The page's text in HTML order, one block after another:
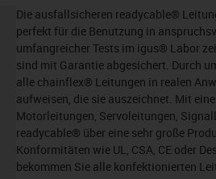
Die ausfallsicheren readycable®
perfekt für die Benutzung in
umfangreicher Tests im igus® Labor
sind mit Garantie abgesichert. Durch
alle chainflex® Leitungen in realen
aufweisen, die sie auszeichnet. Mit
Motorleitungen, Servoleitungen,
readycable® über eine sehr große
Konformitäten wie UL, CSA, CE oder
bekommen Sie alle konfektionierten